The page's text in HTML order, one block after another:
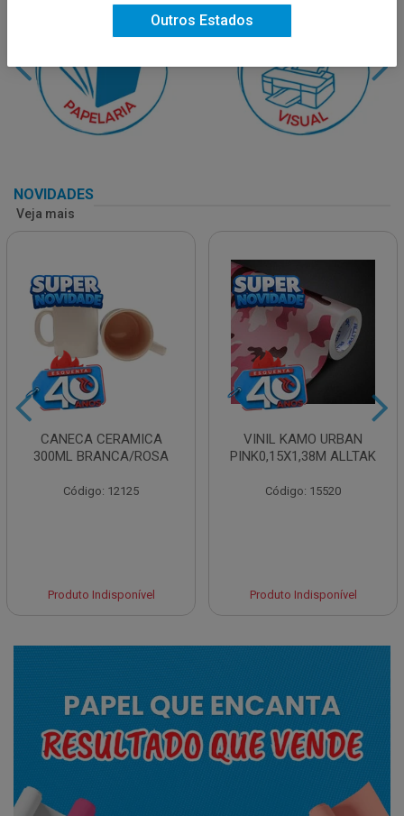
NOVIDADES
Veja mais
CANECA CERAMICA
300ML BRANCA/ROSA
Código: 12125
Produto Indisponível
VINIL KAMO URBAN
PINK0,15X1,38M ALLTAK
Código: 15520
Produto Indisponível
Outros Estados